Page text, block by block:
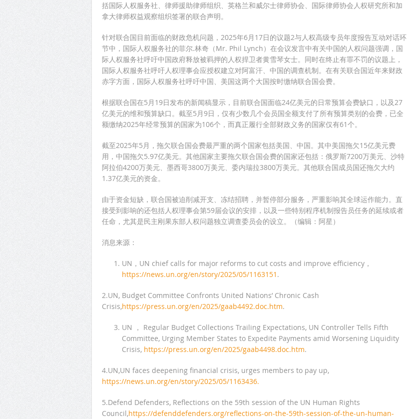
括国际人权服务社、律师援助律师组织、英格兰和威尔士律师协会、国际律师协会人权研究所和加
拿大律师权益观察组织签署的联合声明。
针对联合国目前面临的财政危机问题，2025年6月17日的议题2与人权高级专员年度报告互动对话环
节中，国际人权服务社的菲尔.林奇（Mr. Phil Lynch）在会议发言中有关中国的人权问题强调，国
际人权服务社呼吁中国政府释放被羁押的人权捍卫者黄雪琴女士。同时在终止有罪不罚的议题上，
国际人权服务社呼吁人权理事会应授权建立对阿富汗、中国的调查机制。在有关联合国近年来财政
赤字方面，国际人权服务社呼吁中国、美国这两个大国按时缴纳联合国会费。
根据联合国在5月19日发布的新闻稿显示，目前联合国面临24亿美元的日常预算会费缺口，以及27
亿美元的维和预算缺口。截至5月9日，仅有少数几个会员国全额支付了所有预算类别的会费，已全
额缴纳2025年经常预算的国家为106个，而真正履行全部财政义务的国家仅有61个。
截至2025年5月，拖欠联合国会费最严重的两个国家包括美国、中国。其中美国拖欠15亿美元费
用，中国拖欠5.97亿美元。其他国家主要拖欠联合国会费的国家还包括：俄罗斯7200万美元、沙特
阿拉伯4200万美元、墨西哥3800万美元、委内瑞拉3800万美元。其他联合国成员国还拖欠大约
1.37亿美元的资金。
由于资金短缺，联合国被迫削减开支、冻结招聘，并暂停部分服务，严重影响其全球运作能力。直
接受到影响的还包括人权理事会第59届会议的安排，以及一些特别程序机制报告员任务的延续或者
任命，尤其是民主刚果东部人权问题独立调查委员会的设立。（编辑：阿星）
消息来源：
UN，UN chief calls for major reforms to cut costs and improve efficiency，
https://news.un.org/en/story/2025/05/1163151 .
2.UN, Budget Committee Confronts United Nations’ Chronic Cash
Crisis,https://press.un.org/en/2025/gaab4492.doc.htm.
UN ， Regular Budget Collections Trailing Expectations, UN Controller Tells Fifth
Committee, Urging Member States to Expedite Payments amid Worsening Liquidity
Crisis, https://press.un.org/en/2025/gaab4498.doc.htm.
4.UN,UN faces deepening financial crisis, urges members to pay up,
https://news.un.org/en/story/2025/05/1163436.
5.Defend Defenders, Reflections on the 59th session of the UN Human Rights
Council,https://defenddefenders.org/reflections-on-the-59th-session-of-the-un-human-